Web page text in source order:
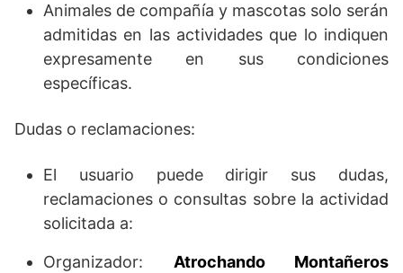
Animales de compañía y mascotas solo serán
admitidas en las actividades que lo indiquen
expresamente en sus condiciones
específicas.
Dudas o reclamaciones:
El usuario puede dirigir sus dudas,
reclamaciones o consultas sobre la actividad
solicitada a:
Organizador: Atrochando Montañeros